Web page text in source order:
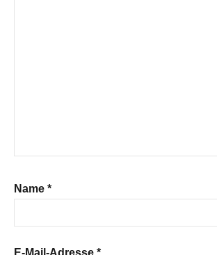
Name *
E-Mail-Adresse *